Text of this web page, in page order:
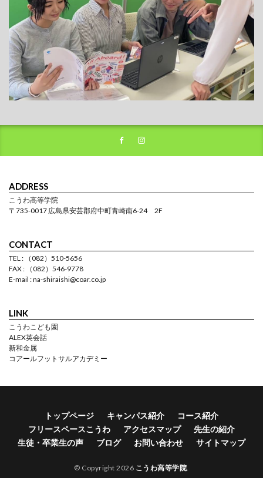
ADDRESS
こうわ高等学院
〒735-0017 広島県安芸郡府中町青崎南6-24 2F
CONTACT
TEL : （082）510-5656
FAX : （082）546-9778
E-mail : na-shiraishi@coar.co.jp
LINK
こうわこども園
ALEX英会話
新和金属
コアールフットサルアカデミー
トップページ キャンパス紹介
コース紹介
フリースペースこうわ
アクセスマップ
先生の紹介
生徒・卒業生の声
ブログ お問い合わせ サイトマップ
© Copyright 2026 こうわ高等学院.